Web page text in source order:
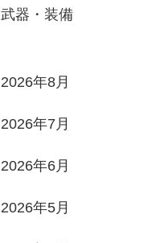
武器・装備
2026年8月
2026年7月
2026年6月
2026年5月